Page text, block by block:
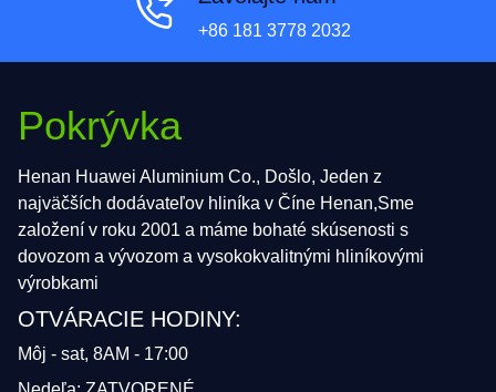
+86 181 3778 2032
Pokrývka
Henan Huawei Aluminium Co., Došlo, Jeden z
najväčších dodávateľov hliníka v Číne Henan,Sme
založení v roku 2001 a máme bohaté skúsenosti s
dovozom a vývozom a vysokokvalitnými hliníkovými
výrobkami
OTVÁRACIE HODINY:
Môj - sat, 8AM - 17:00